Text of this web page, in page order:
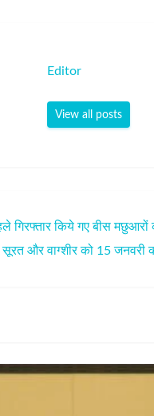
Editor
View all posts
गिरफ्तार किये गए बीस
सूरत और वाग्शीर को 15 जनवरी